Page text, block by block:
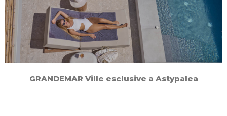
GRANDEMAR Ville esclusive a Astypalea